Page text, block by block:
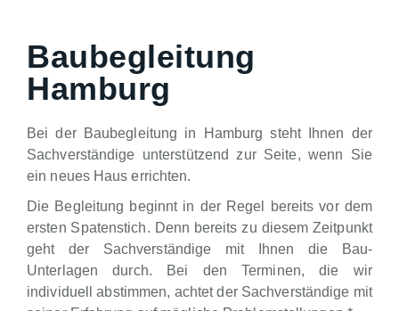
Baubegleitung
Hamburg
Bei der Baubegleitung in Hamburg steht Ihnen der
Sachverständige unterstützend zur Seite, wenn Sie
ein neues Haus errichten.
Die Begleitung beginnt in der Regel bereits vor dem
ersten Spatenstich. Denn bereits zu diesem Zeitpunkt
geht der Sachverständige mit Ihnen die Bau-
Unterlagen durch. Bei den Terminen, die wir
individuell abstimmen, achtet der Sachverständige mit